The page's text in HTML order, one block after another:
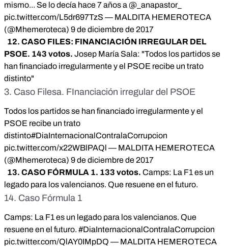
mismo... Se lo decía hace 7 años a @_anapastor_
pic.twitter.com/L5dr697TzS — MALDITA HEMEROTECA
(@Mhemeroteca) 9 de diciembre de 2017
12. CASO FILES: FINANCIACIÓN IRREGULAR DEL
PSOE. 143 votos. Josep María Sala: "Todos los partidos se
han financiado irregularmente y el PSOE recibe un trato
distinto"
3. Caso Filesa. FInanciación irregular del PSOE
Todos los partidos se han financiado irregularmente y el
PSOE recibe un trato
distinto#DiaInternacionalContralaCorrupcion
pic.twitter.com/x22WBlPAQl — MALDITA HEMEROTECA
(@Mhemeroteca) 9 de diciembre de 2017
13. CASO FÓRMULA 1. 133 votos. Camps: La F1 es un
legado para los valencianos. Que resuene en el futuro.
14. Caso Fórmula 1
Camps: La F1 es un legado para los valencianos. Que
resuene en el futuro. #DiaInternacionalContralaCorrupcion
pic.twitter.com/QlAY0IMpDQ — MALDITA HEMEROTECA